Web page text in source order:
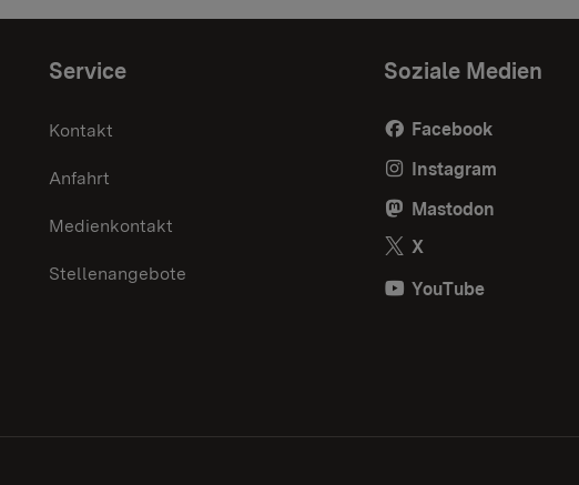
Service
Kontakt
Anfahrt
Medienkontakt
Stellenangebote
Soziale Medien
Facebook
Instagram
Mastodon
X
YouTube